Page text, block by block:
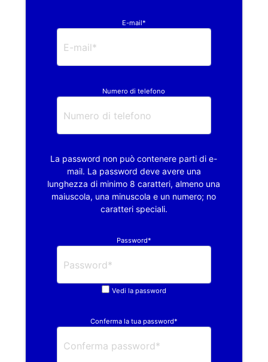
E-mail*
Numero di telefono
La password non può contenere parti di e-
mail. La password deve avere una
lunghezza di minimo 8 caratteri, almeno una
maiuscola, una minuscola e un numero; no
caratteri speciali.
Password*
Vedi la password
Conferma la tua password*